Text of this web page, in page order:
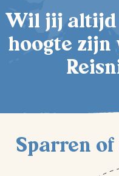
Wil jij altijd
hoogte zijn
Sparren